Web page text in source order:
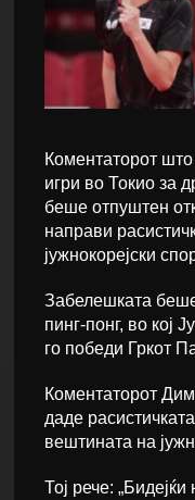
Коментаторот
игри во Токио за
беше отпуштен
направи
јужнокорејски
Забелешката
пинг-понг, во кој
го победи Гркот
Коментаторот
даде
вештината на
Тој рече: